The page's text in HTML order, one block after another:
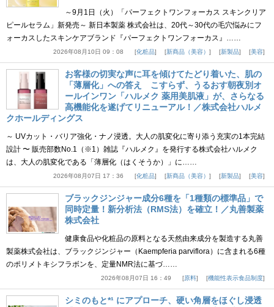
～9月1日（火）「パーフェクトワンフォーカス スキンクリア
ピールセラム」新発売～ 新日本製薬 株式会社は、20代～30代の毛穴悩みにフ
ォーカスしたスキンケアブランド『パーフェクトワンフォーカス』……
2026年08月10日 09：08 化粧品 新商品（美容） 新製品 美容
お客様の切実な声に耳を傾けてたどり着いた、肌の
「薄層化」への答え こすらず、うるおす朝夜別オ
ールインワン「ハルメク 薬用美肌液」が、さらなる
高機能化を遂げてリニューアル！／株式会社ハルメ
クホールディングス
～ UVカット・バリア強化・ナノ浸透。大人の肌変化に寄り添う充実の1本完結
設計 〜 販売部数No.1（※1）雑誌『ハルメク』を発行する株式会社ハルメク
は、大人の肌変化である「薄層化（はくそうか）」に……
2026年08月07日 17：36 化粧品 新商品（美容） 新製品 美容
ブラックジンジャー成分6種を「1種類の標準品」で
同時定量！新分析法（RMS法）を確立！／丸善製薬
株式会社
健康食品や化粧品の原料となる天然由来成分を製造する丸善
製薬株式会社は、ブラックジンジャー（Kaempferia parviflora）に含まれる6種
のポリメトキシフラボンを、定量NMR法に基づ……
2026年08月07日 16：49 原料 機能性表示食品制度
シミのもと*¹ にアプローチ、硬い角層をほぐし浸透